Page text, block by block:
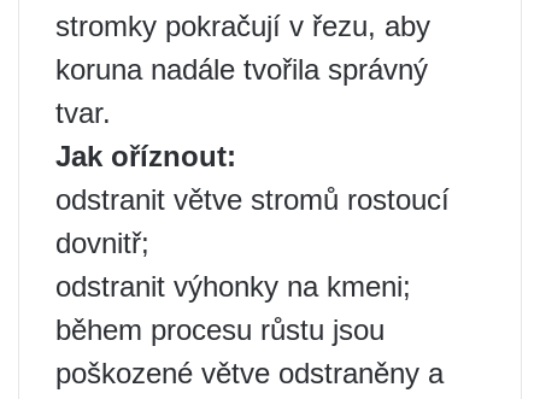
stromky pokračují v řezu, aby
koruna nadále tvořila správný
tvar.
Jak oříznout:
odstranit větve stromů rostoucí
dovnitř;
odstranit výhonky na kmeni;
během procesu růstu jsou
poškozené větve odstraněny a